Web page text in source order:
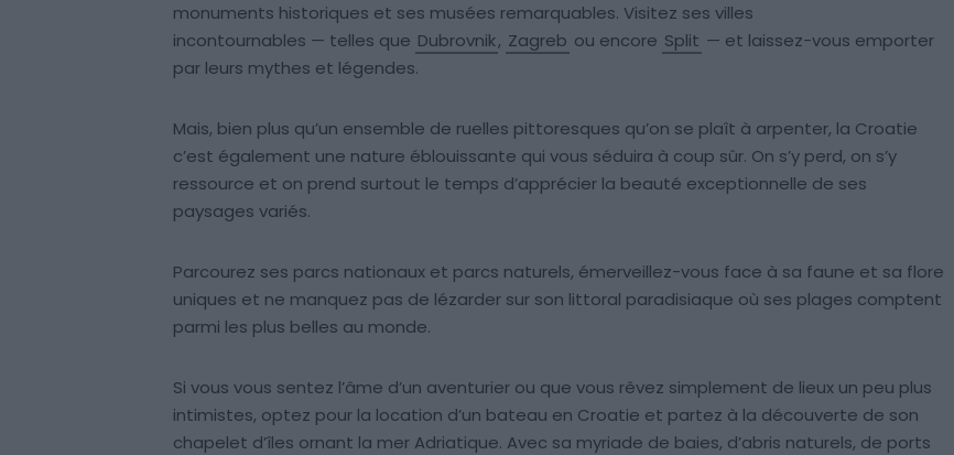
monuments historiques et ses musées remarquables. Visitez ses villes
incontournables — telles que Dubrovnik, Zagreb ou encore Split — et laissez-vous emporter
par leurs mythes et légendes.
Mais, bien plus qu’un ensemble de ruelles pittoresques qu’on se plaît à arpenter, la Croatie
c’est également une nature éblouissante qui vous séduira à coup sûr. On s’y perd, on s’y
ressource et on prend surtout le temps d’apprécier la beauté exceptionnelle de ses
paysages variés.
Parcourez ses parcs nationaux et parcs naturels, émerveillez-vous face à sa faune et sa flore
uniques et ne manquez pas de lézarder sur son littoral paradisiaque où ses plages comptent
parmi les plus belles au monde.
Si vous vous sentez l’âme d’un aventurier ou que vous rêvez simplement de lieux un peu plus
intimistes, optez pour la location d’un bateau en Croatie et partez à la découverte de son
chapelet d’îles ornant la mer Adriatique. Avec sa myriade de baies, d’abris naturels, de ports